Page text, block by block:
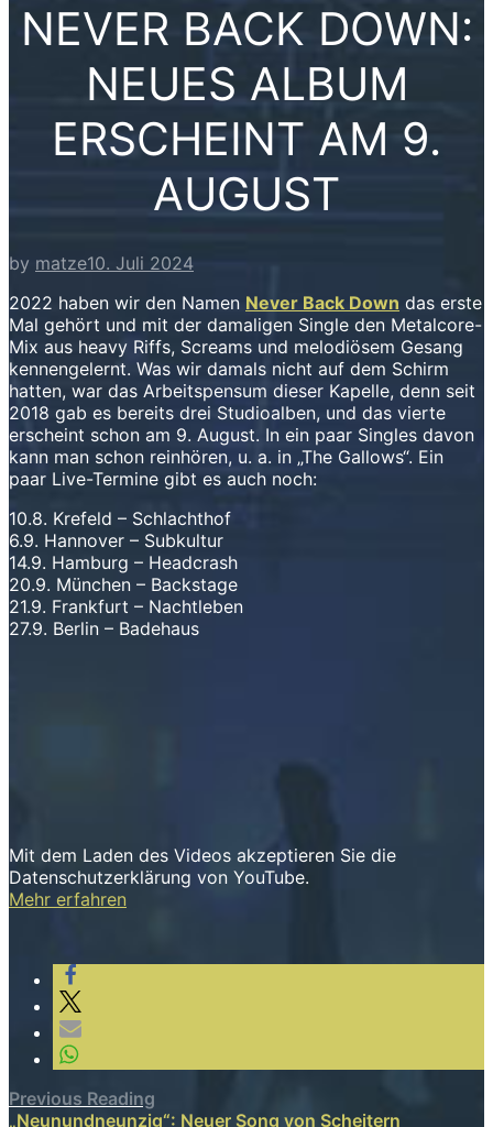
NEVER BACK DOWN:
NEUES ALBUM
ERSCHEINT AM 9.
AUGUST
by matze10. Juli 2024
2022 haben wir den Namen Never Back Down das erste
Mal gehört und mit der damaligen Single den Metalcore-
Mix aus heavy Riffs, Screams und melodiösem Gesang
kennengelernt. Was wir damals nicht auf dem Schirm
hatten, war das Arbeitspensum dieser Kapelle, denn seit
2018 gab es bereits drei Studioalben, und das vierte
erscheint schon am 9. August. In ein paar Singles davon
kann man schon reinhören, u. a. in „The Gallows“. Ein
paar Live-Termine gibt es auch noch:
10.8. Krefeld – Schlachthof
6.9. Hannover – Subkultur
14.9. Hamburg – Headcrash
20.9. München – Backstage
21.9. Frankfurt – Nachtleben
27.9. Berlin – Badehaus
Mit dem Laden des Videos akzeptieren Sie die
Datenschutzerklärung von YouTube.
Mehr erfahren
YouTube immer entsperren
Previous Reading
„Neunundneunzig“: Neuer Song von Scheitern